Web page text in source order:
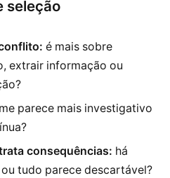
seleção
é mais sobre
extrair informação ou
parece mais investigativo
consequências: há
tudo parece descartável?